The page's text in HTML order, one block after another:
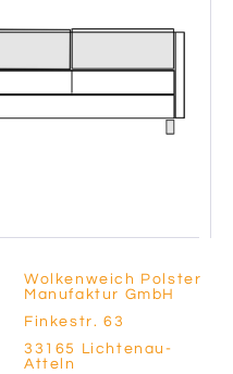
Wolkenweich Polster
Manufaktur GmbH
Finkestr. 63
33165 Lichtenau-
Atteln